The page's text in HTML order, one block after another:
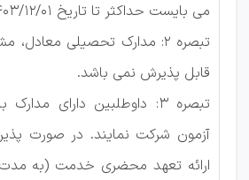
می بایست حداکثر تا تاریخ 1403/12/01 باشد.
تبصره 2: مدارک تحصیلی
قابل پذیرش نمی باشد.
تبصره 3: داوطلبین دارای
آزمون شرکت نمایند. در صورت